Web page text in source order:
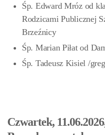
Śp. Edward Mróz od
Rodzicami Publicznej
Brzeźnicy
Śp. Marian Piłat od
Śp. Tadeusz Kisiel /
Czwartek,